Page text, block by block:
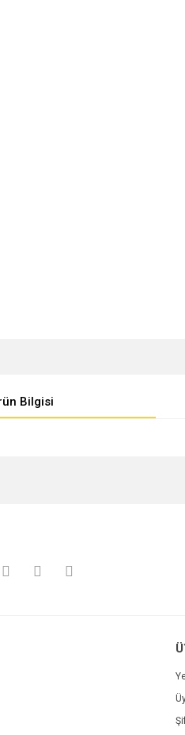
Bilgisi
eksik bilgiler bulunuyor.